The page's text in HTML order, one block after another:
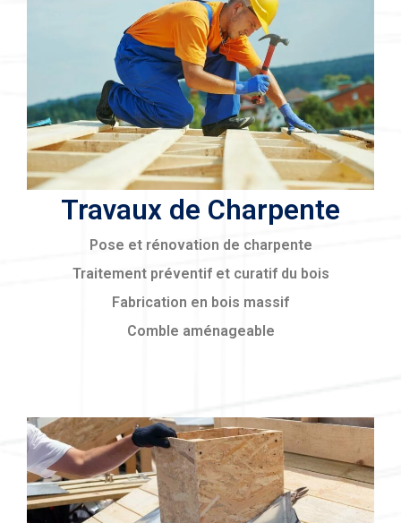
Travaux de Charpente
Pose et rénovation de charpente
Traitement préventif et curatif du bois
Fabrication en bois massif
Comble aménageable